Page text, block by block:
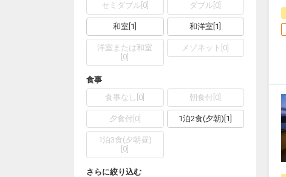
セミダブル[ 0] ダブル 0
和室 1 和洋室 1
洋室または和室
0
メゾネット 0
食事
食事なし 0 朝食付 0
夕食付 0] 1泊2食(夕朝) 1
1泊3食(夕朝昼)
0
さらに絞り込む